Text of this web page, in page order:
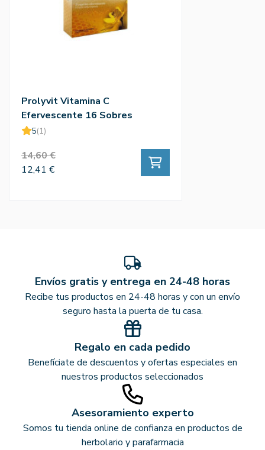
Prolyvit Vitamina C
Efervescente 16 Sobres
5(1)
14,60 €
12,41 €
Envíos gratis y entrega en 24-48 horas
Recibe tus productos en 24-48 horas y con un envío
seguro hasta la puerta de tu casa.
Regalo en cada pedido
Benefíciate de descuentos y ofertas especiales en
nuestros productos seleccionados
Asesoramiento experto
Somos tu tienda online de confianza en productos de
herbolario y parafarmacia